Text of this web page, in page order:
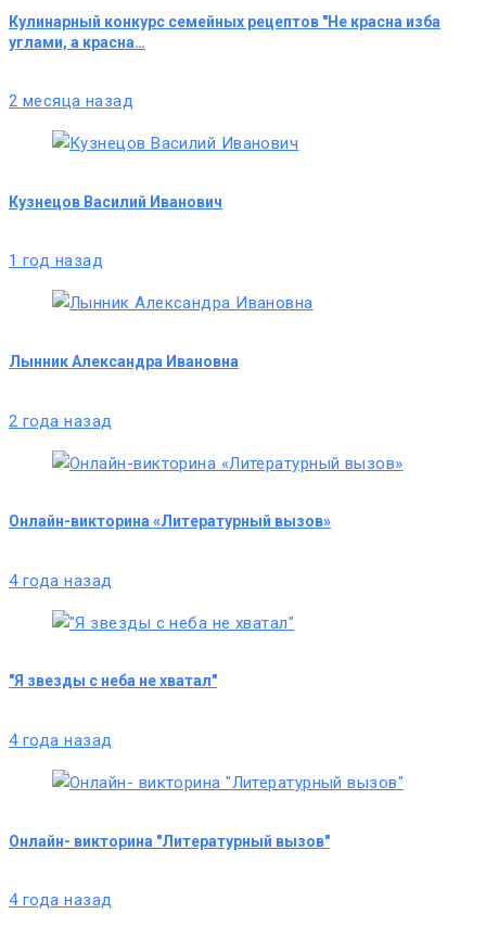
Кулинарный конкурс семейных рецептов "Не красна изба
углами, а красна…
2 месяца назад
Кузнецов Василий Иванович
1 год назад
Лынник Александра Ивановна
2 года назад
Онлайн-викторина «Литературный вызов»
4 года назад
"Я звезды с неба не хватал"
4 года назад
Онлайн- викторина "Литературный вызов"
4 года назад